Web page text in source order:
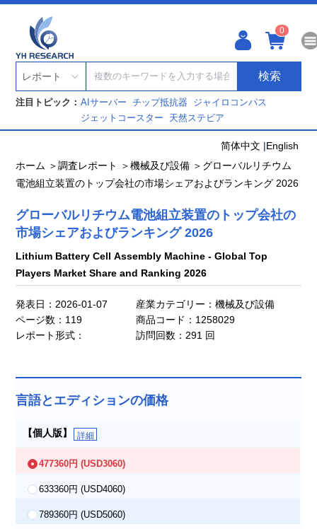
0
レポート 検索
注目トピック： AIサーバーチップ抵抗器 ジャイロコンパス
ジェットコースター 天然ステビア
简体中文 |English
ホーム ＞調査レポート ＞機械及び設備 ＞ グローバルリチウム
電池組立装置のトップ会社の市場シェアおよびランキング 2026
グローバルリチウム電池組立装置のトップ会社の
市場シェアおよびランキング 2026
Lithium Battery Cell Assembly Machine - Global Top
Players Market Share and Ranking 2026
発表日：2026-01-07
産業カテゴリー：機械及び設備
ページ数：119
商品コード：1258029
レポート形式：
訪問回数：291 回
言語とエディションの価格
【個人版】 詳細
477360円(USD3060)
633360円(USD4060)
789360円(USD5060)